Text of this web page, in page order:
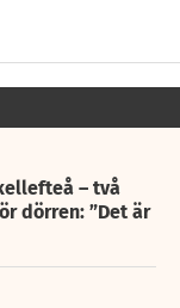
– två
dörren: ”Det är